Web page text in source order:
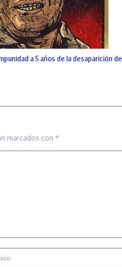
a 5 años de la desaparición de
marcados con *